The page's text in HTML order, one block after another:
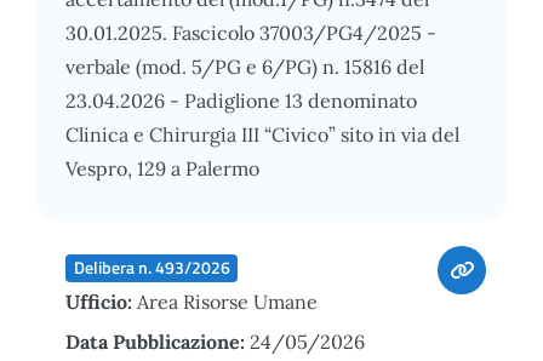
30.01.2025. Fascicolo 37003/PG4/2025 -
verbale (mod. 5/PG e 6/PG) n. 15816 del
23.04.2026 - Padiglione 13 denominato
Clinica e Chirurgia III “Civico” sito in via del
Vespro, 129 a Palermo
Delibera n. 493/2026
Ufficio: Area Risorse Umane
Data Pubblicazione: 24/05/2026